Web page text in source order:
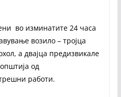
во изминатите 24 часа
возило – тројца
а двајца предизвикале
од
работи.